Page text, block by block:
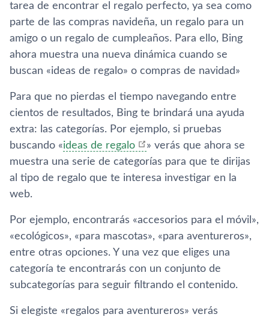
tarea de encontrar el regalo perfecto, ya sea como
parte de las compras navideña, un regalo para un
amigo o un regalo de cumpleaños. Para ello, Bing
ahora muestra una nueva dinámica cuando se
buscan «ideas de regalo» o compras de navidad»
Para que no pierdas el tiempo navegando entre
cientos de resultados, Bing te brindará una ayuda
extra: las categorías. Por ejemplo, si pruebas
buscando «ideas de regalo
» verás que ahora se
muestra una serie de categorías para que te dirijas
al tipo de regalo que te interesa investigar en la
web.
Por ejemplo, encontrarás «accesorios para el móvil»,
«ecológicos», «para mascotas», «para aventureros»,
entre otras opciones. Y una vez que eliges una
categoría te encontrarás con un conjunto de
subcategorías para seguir filtrando el contenido.
Si elegiste «regalos para aventureros» verás